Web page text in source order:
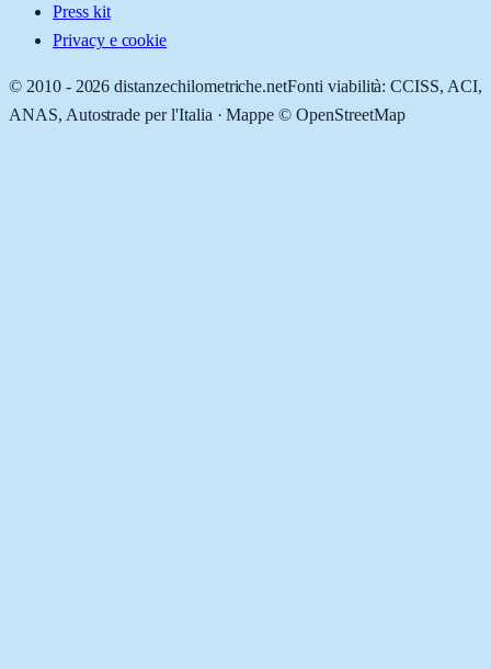
Press kit
Privacy e cookie
© 2010 - 2026 distanzechilometriche.netFonti viabilità: CCISS, ACI,
ANAS, Autostrade per l'Italia · Mappe © OpenStreetMap